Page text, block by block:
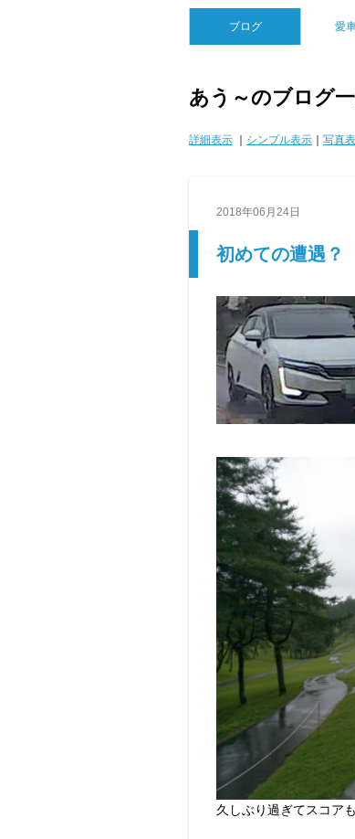
ブログ 愛
あう～のブログ
詳細表示 シンプル表示 写真
2018年06月24日
初めての遭遇？
久しぶり過ぎてスコア